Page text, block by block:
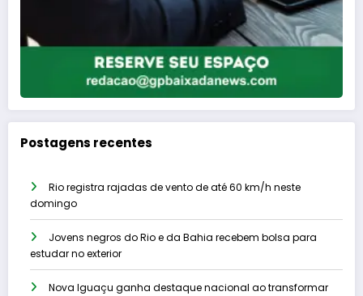
Postagens recentes
Rio registra rajadas de vento de até 60 km/h neste
domingo
Jovens negros do Rio e da Bahia recebem bolsa para
estudar no exterior
Nova Iguaçu ganha destaque nacional ao transformar